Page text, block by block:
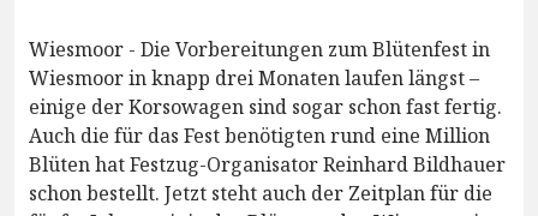
Wiesmoor - Die Vorbereitungen zum Blütenfest in
Wiesmoor in knapp drei Monaten laufen längst –
einige der Korsowagen sind sogar schon fast fertig.
Auch die für das Fest benötigten rund eine Million
Blüten hat Festzug-Organisator Reinhard Bildhauer
schon bestellt. Jetzt steht auch der Zeitplan für die